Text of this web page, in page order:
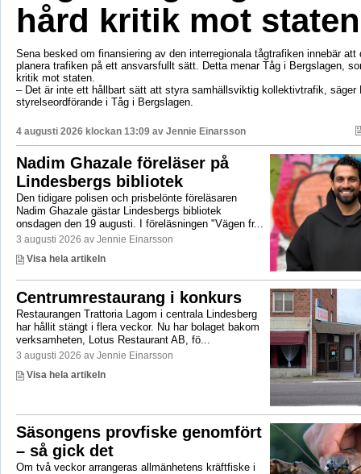
hård kritik mot staten
Sena besked om finansiering av den interregionala tågtrafiken innebär att
planera trafiken på ett ansvarsfullt sätt. Detta menar Tåg i Bergslagen,
kritik mot staten.
– Det är inte ett hållbart sätt att styra samhällsviktig kollektivtrafik, säger
styrelseordförande i Tåg i Bergslagen.
4 augusti 2026 klockan 13:09 av Jennie Einarsson
Nadim Ghazale föreläser på
Lindesbergs bibliotek
Den tidigare polisen och prisbelönte föreläsaren
Nadim Ghazale gästar Lindesbergs bibliotek
onsdagen den 19 augusti. I föreläsningen "Vägen fr...
3 augusti 2026 av Jennie Einarsson
Visa hela artikeln
Centrumrestaurang i konkurs
Restaurangen Trattoria Lagom i centrala Lindesberg
har hållit stängt i flera veckor. Nu har bolaget bakom
verksamheten, Lotus Restaurant AB, fö...
3 augusti 2026 av Jennie Einarsson
Visa hela artikeln
Säsongens provfiske genomfört
– så gick det
Om två veckor arrangeras allmänhetens kräftfiske i